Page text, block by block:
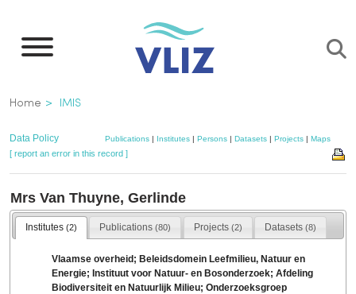
main
Breadcrumb
Home IMIS
Data Policy Publications | Institutes | Persons | Datasets | Projects | Maps
[ report an error in this record ]
Mrs Van Thuyne, Gerlinde
Institutes (2) Publications(80) Projects (2) Datasets (8)
Vlaamse overheid; Beleidsdomein Leefmilieu, Natuur en
Energie; Instituut voor Natuur- en Bosonderzoek; Afdeling
Biodiversiteit en Natuurlijk Milieu; Onderzoeksgroep